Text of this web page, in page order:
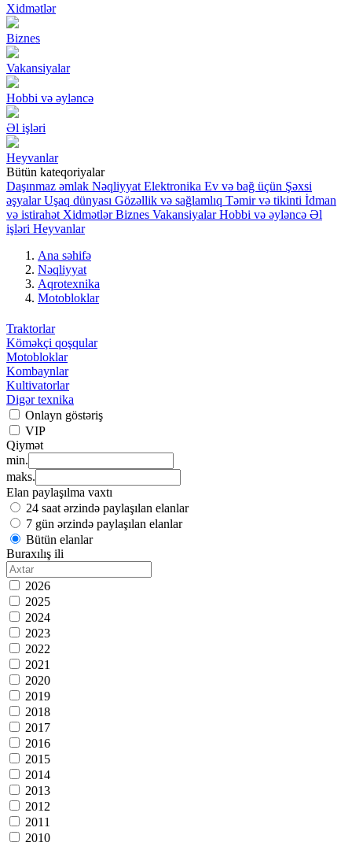
Xidmətlər
Biznes
Vakansiyalar
Hobbi və əyləncə
Əl işləri
Heyvanlar
Bütün kateqoriyalar
Daşınmaz əmlak Nəqliyyat Elektronika Ev və bağ üçün Şəxsi
əşyalar Uşaq dünyası Gözəllik və sağlamlıq Təmir və tikinti İdman
və istirahət Xidmətlər Biznes Vakansiyalar Hobbi və əyləncə Əl
işləri Heyvanlar
Ana səhifə
Nəqliyyat
Aqrotexnika
Motobloklar
Traktorlar
Köməkçi qoşqular
Motobloklar
Kombaynlar
Kultivatorlar
Digər texnika
Onlayn göstəriş
VIP
Qiymət
min.
maks.
Elan paylaşılma vaxtı
24 saat ərzində paylaşılan elanlar
7 gün ərzində paylaşılan elanlar
Bütün elanlar
Buraxılış ili
2026
2025
2024
2023
2022
2021
2020
2019
2018
2017
2016
2015
2014
2013
2012
2011
2010